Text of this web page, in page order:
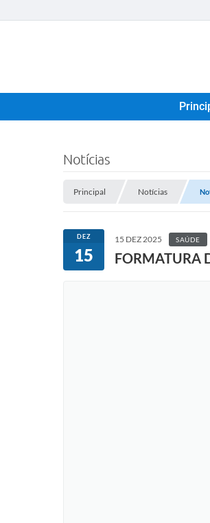
Notícias
Principal Notícias
DEZ
15
15 DEZ 2025 SAÚDE
FORMATURA